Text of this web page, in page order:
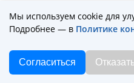
Мы используем cookie для
Подробнее — в Политике
Согласиться